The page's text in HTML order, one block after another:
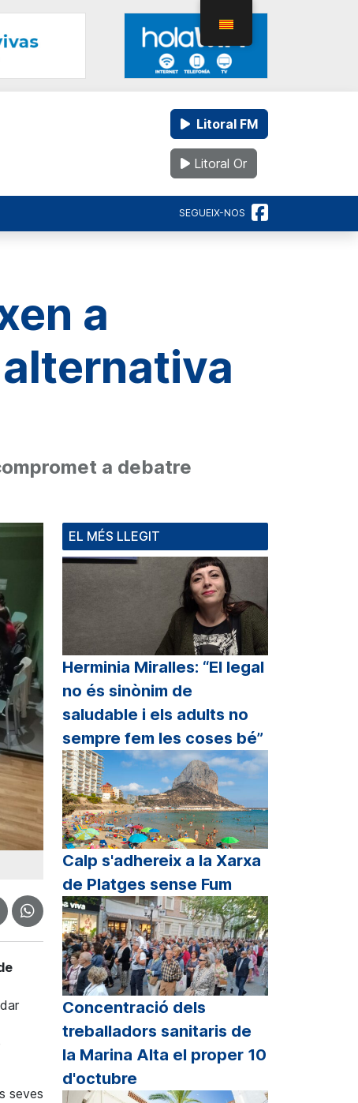
Litoral FM
Litoral Or
SEGUEIX-NOS
a
a debatre
seves
EL MÉS LLEGIT
Herminia Miralles: “El legal
no és sinònim de
saludable i els adults no
sempre fem les coses bé”
Calp s'adhereix a la Xarxa
de Platges sense Fum
Concentració dels
treballadors sanitaris de
la Marina Alta el proper 10
d'octubre